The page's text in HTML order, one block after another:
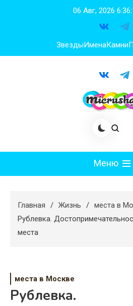
06 Авг, 2026
ЗвездыИменаКамни
Меню
Худеем
Психология
Дом
Главная Жизнь
места в
Рублевка.
места
места в Москве
Рублевка.